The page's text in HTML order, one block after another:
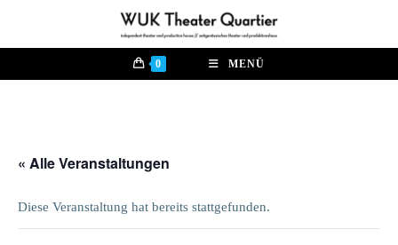
springen
0 MENÜ
« Alle Veranstaltungen
Diese Veranstaltung hat bereits stattgefunden.